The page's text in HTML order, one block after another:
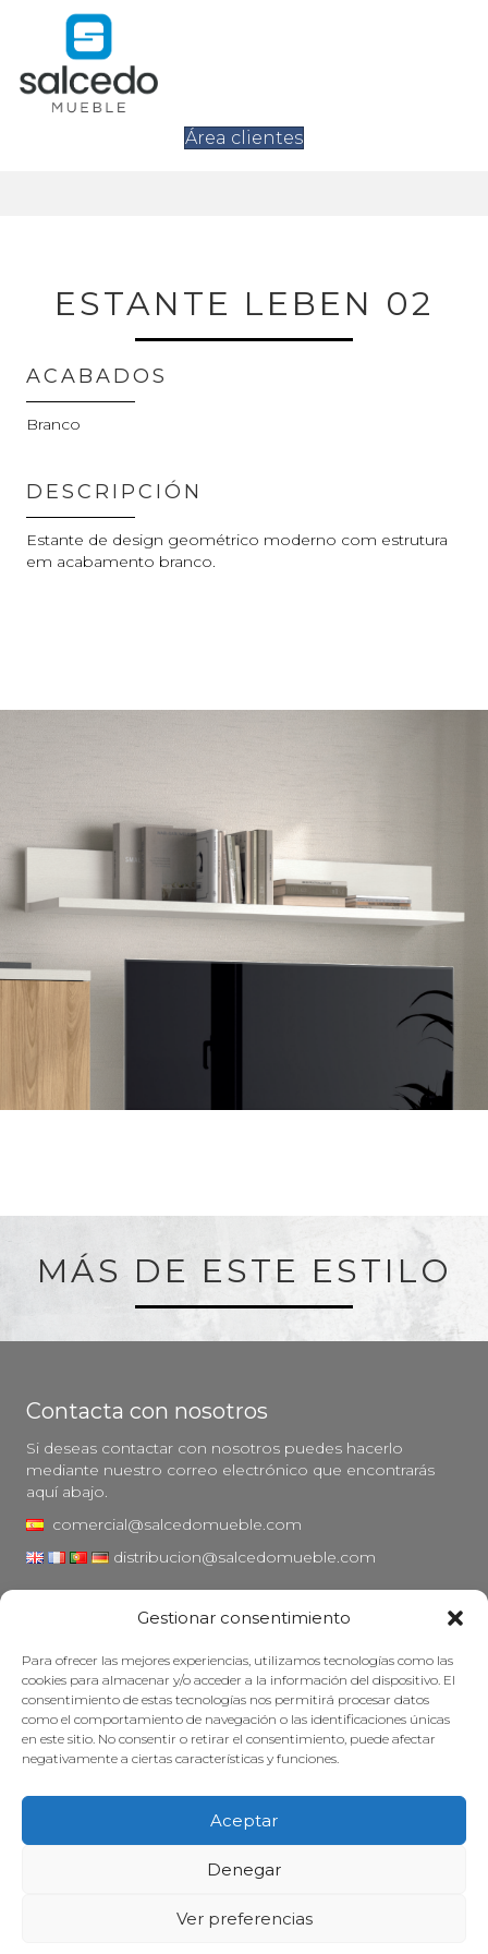
Gestionar consentimiento
Para ofrecer las mejores experiencias, utilizamos tecnologías como las
cookies para almacenar y/o acceder a la información del dispositivo. El
consentimiento de estas tecnologías nos permitirá procesar datos
como el comportamiento de navegación o las identificaciones únicas
en este sitio. No consentir o retirar el consentimiento, puede afectar
negativamente a ciertas características y funciones.
Aceptar
Denegar
Ver preferencias
Área clientes
ESTANTE LEBEN 02
ACABADOS
Branco
DESCRIPCIÓN
Estante de design geométrico moderno com estrutura
em acabamento branco.
MÁS DE ESTE ESTILO
Contacta con nosotros
Si deseas contactar con nosotros puedes hacerlo
mediante nuestro correo electrónico que encontrarás
aquí abajo.
comercial@salcedomueble.com
distribucion@salcedomueble.com
Aviso legal
Política de privacidad
Política de cookies
Mantener su mueble
Subvenciones
Web desarrollada, posicionada y mantenida con mucha cafeína por